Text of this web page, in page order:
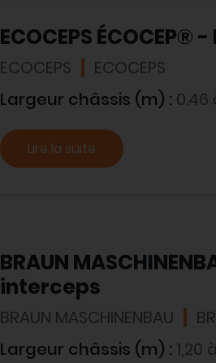
ECOCEPS
ECOCEPS ECOCEPS
Largeur châssis (m) : 0.46
Lire la suite
BRAUN
interceps
BRAUN MASCHINENBAU
Largeur châssis (m) : 1,20